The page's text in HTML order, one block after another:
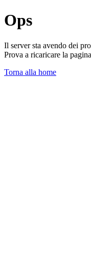
Ops
Il server sta avendo dei
Prova a ricaricare la
Torna alla home